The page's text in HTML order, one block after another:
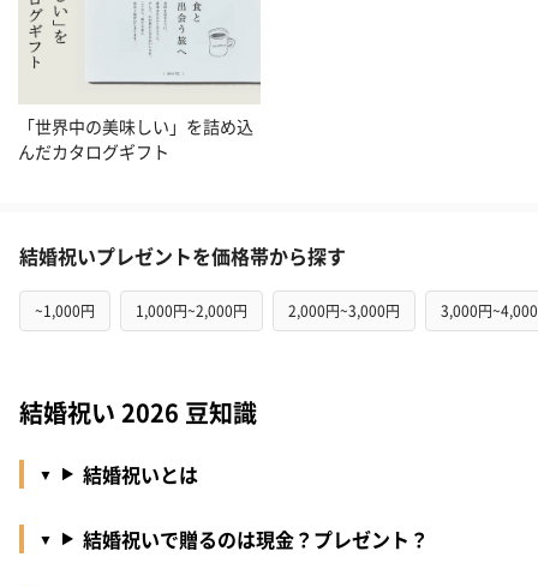
「世界中の美味しい」を詰め込
んだカタログギフト
結婚祝いプレゼントを価格帯から探す
~1,000円 1,000円~2,000円 2,000円~3,000円 3,000円
結婚祝い 2026 豆知識
結婚祝いとは
結婚祝いで贈るのは現金？プレゼント？